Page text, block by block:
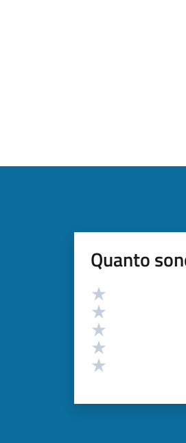
Quanto
Valutazione